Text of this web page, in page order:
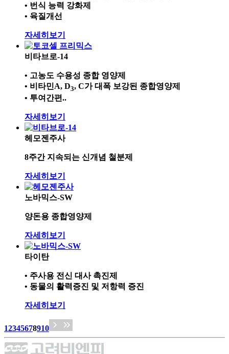
• 번식 능력 강화제
• 육질개선
자세히보기
비타브로-14
• 고농도 수용성 종합 영양제
• 비타민A, D3, C가 대폭 보강된 종합영양제
• 투여간편..
자세히보기
헤모젠주사
8주간 지속되는 신개념 철분제
자세히보기
노바믹스-SW
양돈용 종합영양제
자세히보기
타이탄
• 주사용 전신 대사 촉진제
• 동물의 활력증진 및 저항력 증진
자세히보기
12345678910